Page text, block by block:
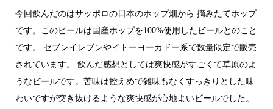
今回飲んだのはサッポロの日本のホップ畑から 摘みたてホップ
です。このビールは国産ホップを100%使用したビールとのこと
です。 セブンイレブンやイトーヨーカドー系で数量限定で販売
されています。 飲んだ感想としては爽快感がすごくて草原のよ
うなビールです。苦味は控えめで雑味もなくすっきりとした味
わいですが突き抜けるような爽快感が心地よいビールでした。